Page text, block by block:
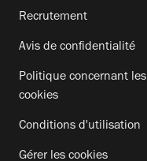
Recrutement
Avis de confidentialité
Politique concernant les
cookies
Conditions d'utilisation
Gérer les cookies